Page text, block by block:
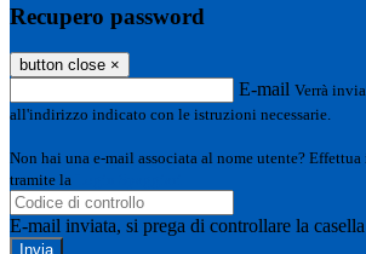
Recupero password
button close ×
E-mail Verrà
all'indirizzo indicato con le istruzioni necessarie.
Non hai una e-mail associata al nome utente? Effettua
tramite la
E-mail inviata, si prega di controllare la